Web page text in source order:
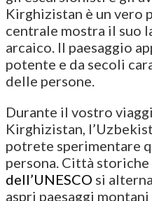
Kirghizistan è un vero
centrale mostra il suo
arcaico. Il paesaggio
potente e da secoli
delle persone.
Durante il vostro
Kirghizistan,
potrete sperimentare
persona. Città
dell’UNESCO si
aspri paesaggi